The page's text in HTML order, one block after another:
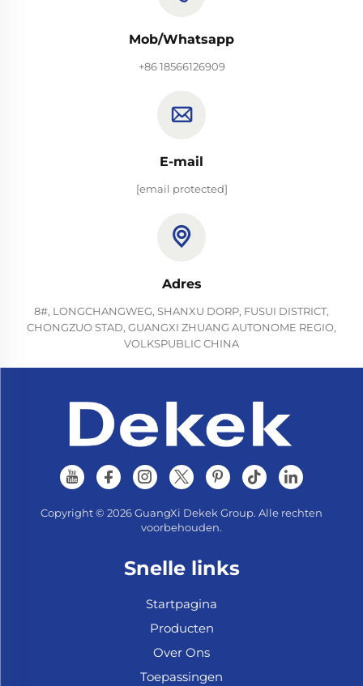
Mob/Whatsapp
+86 18566126909
E-mail
[email protected]
Adres
8#, LONGCHANGWEG, SHANXU DORP, FUSUI DISTRICT,
CHONGZUO STAD, GUANGXI ZHUANG AUTONOME REGIO,
VOLKSPUBLIC CHINA
Copyright © 2026 GuangXi Dekek Group. Alle rechten
voorbehouden.
Snelle links
Startpagina
Producten
Over Ons
Toepassingen